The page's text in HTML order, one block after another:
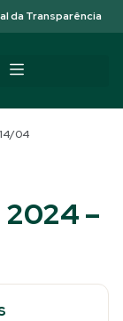
da Transparência
04
2024 –